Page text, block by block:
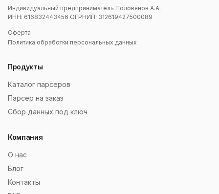
Индивидуальный предприниматель Половянов А.А.
ИНН: 616832443456 ОГРНИП: 312619427500089
Оферта
Политика обработки персональных данных
Продукты
Каталог парсеров
Парсер на заказ
Сбор данных под ключ
Компания
О нас
Блог
Контакты